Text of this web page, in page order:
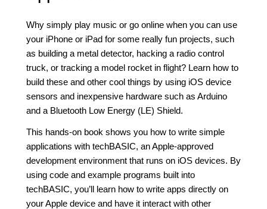
Why simply play music or go online when you can use
your iPhone or iPad for some really fun projects, such
as building a metal detector, hacking a radio control
truck, or tracking a model rocket in flight? Learn how to
build these and other cool things by using iOS device
sensors and inexpensive hardware such as Arduino
and a Bluetooth Low Energy (LE) Shield.
This hands-on book shows you how to write simple
applications with techBASIC, an Apple-approved
development environment that runs on iOS devices. By
using code and example programs built into
techBASIC, you’ll learn how to write apps directly on
your Apple device and have it interact with other